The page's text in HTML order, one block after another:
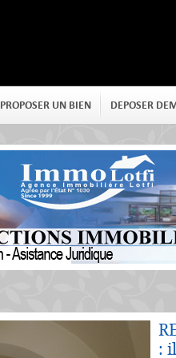
PROPOSER UN BIEN DEPOSER
: